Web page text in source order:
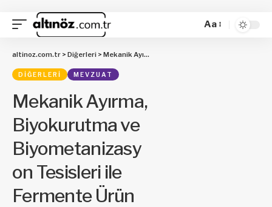
Aa
altinoz.com.tr > Diğerleri > Mekanik Ayırma, Biyokurutma ve Biyometanizasyon Tesisleri ile Fermente Ürün Yönetimi Tebliğinde Değişiklik Yapılmasına Dair Tebliğ
DIĞERLERI MEVZUAT
Mekanik Ayırma,
Biyokurutma ve
Biyometanizasy
on Tesisleri ile
Fermente Ürün